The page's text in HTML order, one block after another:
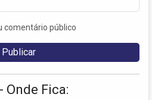
comentário público
Onde Fica: